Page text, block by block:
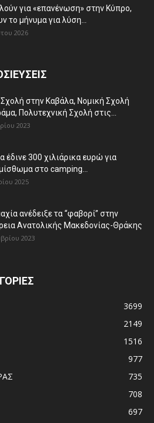
για «επανένωση» στην Κύπρο,
το μήνυμα για λύση...
2026
Σχολή στην Καβάλα, Νομική Σχολή
Πολυτεχνική Σχολή στις...
2023
έδινε 300 χιλιάρικα ευρώ για
στο camping...
2025
ανέδειξε τα “φαβορί” στην
Ανατολικής Μακεδονίας-Θράκης
2023
3699
2149
1516
977
735
708
697